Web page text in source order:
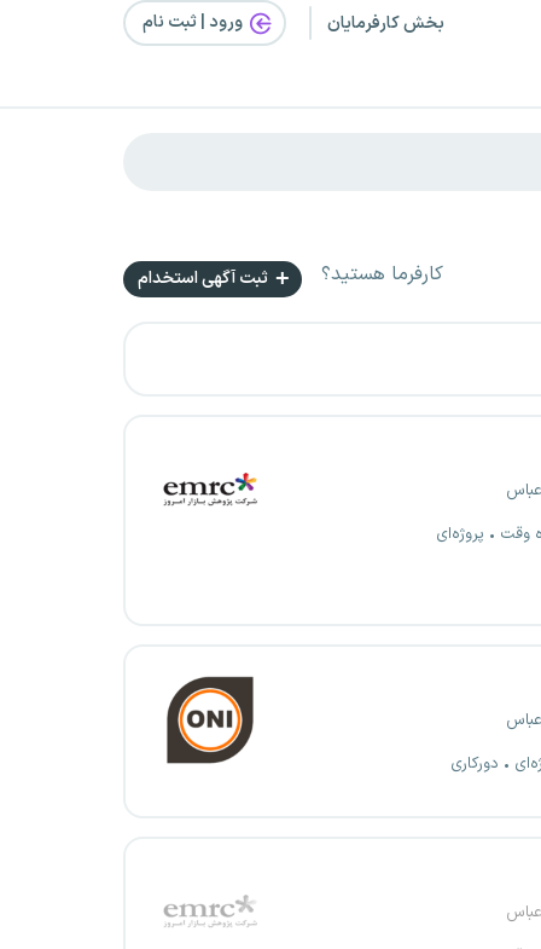
بخش کارفرمایان ورود | ثبت‌ نام
کارفرما هستید؟ ثبت آگهی استخدام
وقت
پروژه‌ای
دورکاری